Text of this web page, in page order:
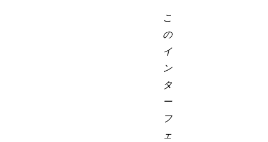
こ
の
イ
ン
タ
ー
フ
ェ